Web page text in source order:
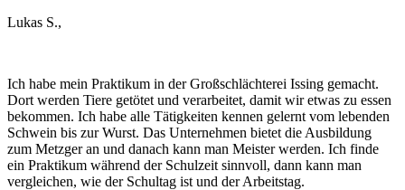
Lukas S.,
Ich habe mein Praktikum in der Großschlächterei Issing gemacht.
Dort werden Tiere getötet und verarbeitet, damit wir etwas zu essen
bekommen. Ich habe alle Tätigkeiten kennen gelernt vom lebenden
Schwein bis zur Wurst. Das Unternehmen bietet die Ausbildung
zum Metzger an und danach kann man Meister werden. Ich finde
ein Praktikum während der Schulzeit sinnvoll, dann kann man
vergleichen, wie der Schultag ist und der Arbeitstag.